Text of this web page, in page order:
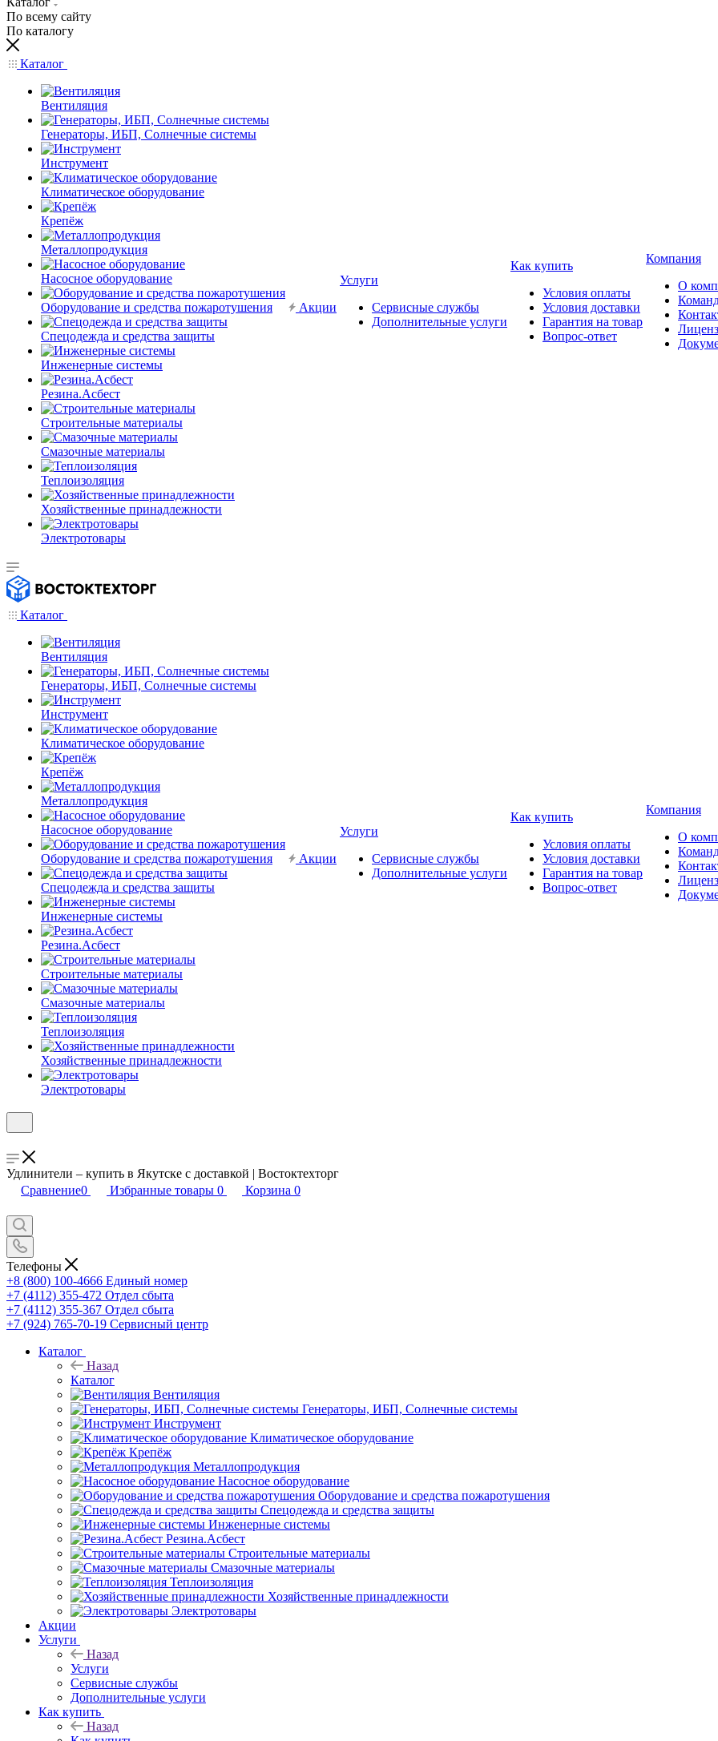
По всему сайту
По каталогу
Каталог
Вентиляция
Генераторы, ИБП, Солнечные системы
Инструмент
Климатическое оборудование
Крепёж
Металлопродукция
Насосное оборудование
Оборудование и средства пожаротушения
Спецодежда и средства защиты
Инженерные системы
Резина.Асбест
Строительные материалы
Смазочные материалы
Теплоизоляция
Хозяйственные принадлежности
Электротовары
Акции
Услуги
Сервисные службы
Дополнительные услуги
Как купить
Условия оплаты
Условия доставки
Гарантия на товар
Вопрос-ответ
Компания
О
Каталог
Вентиляция
Генераторы, ИБП, Солнечные системы
Инструмент
Климатическое оборудование
Крепёж
Металлопродукция
Насосное оборудование
Оборудование и средства пожаротушения
Спецодежда и средства защиты
Инженерные системы
Резина.Асбест
Строительные материалы
Смазочные материалы
Теплоизоляция
Хозяйственные принадлежности
Электротовары
Акции
Услуги
Сервисные службы
Дополнительные услуги
Как купить
Условия оплаты
Условия доставки
Гарантия на товар
Вопрос-ответ
Компания
О
Удлинители – купить в Якутске с доставкой | Востоктехторг
Сравнение0 Избранные товары 0 Корзина 0
Телефоны
+8 (800) 100-4666 Единый номер
+7 (4112) 355-472 Отдел сбыта
+7 (4112) 355-367 Отдел сбыта
+7 (924) 765-70-19 Сервисный центр
Каталог
Назад
Каталог
Вентиляция
Генераторы, ИБП, Солнечные системы
Инструмент
Климатическое оборудование
Крепёж
Металлопродукция
Насосное оборудование
Оборудование и средства пожаротушения
Спецодежда и средства защиты
Инженерные системы
Резина.Асбест
Строительные материалы
Смазочные материалы
Теплоизоляция
Хозяйственные принадлежности
Электротовары
Акции
Услуги
Назад
Услуги
Сервисные службы
Дополнительные услуги
Как купить
Назад